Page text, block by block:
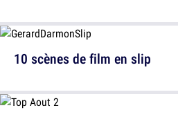
10 scènes de film en slip